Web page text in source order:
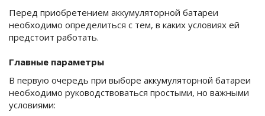
Перед приобретением аккумуляторной батареи
необходимо определиться с тем, в каких условиях ей
предстоит работать.
Главные параметры
В первую очередь при выборе аккумуляторной батареи
необходимо руководствоваться простыми, но важными
условиями: